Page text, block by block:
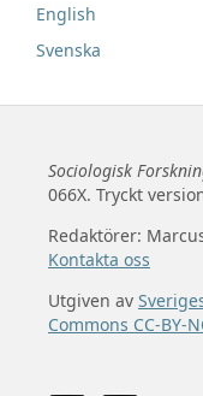
English
Svenska
Sociologisk
066X. Tryckt
Redaktörer:
Kontakta oss
Utgiven av
Commons CC-BY-